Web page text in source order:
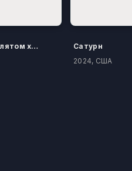
Дом на проклятом холме
Сатурн
2024, США